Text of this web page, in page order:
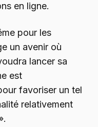
en ligne.
pour les
un avenir où
lancer sa
est
favoriser un tel
relativement